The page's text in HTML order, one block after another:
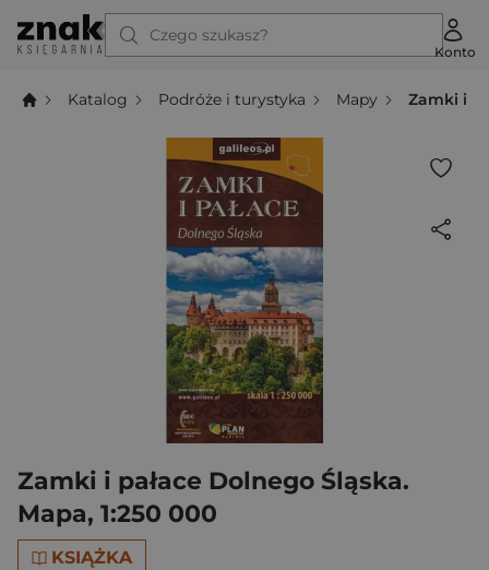
Czego szukasz?
Konto
Katalog Podróże i turystyka Mapy Zamki i
Zamki i pałace Dolnego Śląska.
Mapa, 1:250 000
KSIĄŻKA